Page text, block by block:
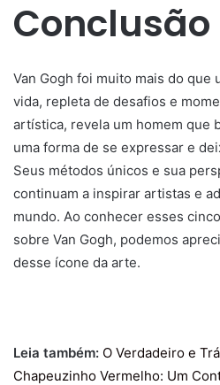
Conclusão
Van Gogh foi muito mais do que
vida, repleta de desafios e
artística, revela um homem que
uma forma de se expressar e
Seus métodos únicos e sua
continuam a inspirar artistas e
mundo. Ao conhecer esses
sobre Van Gogh, podemos
desse ícone da arte.
Leia também: O Verdadeiro e
Chapeuzinho Vermelho: Um